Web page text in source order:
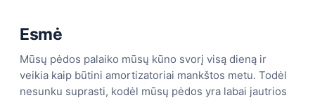
Esmė
Mūsų pėdos palaiko mūsų kūno svorį visą dieną ir
veikia kaip būtini amortizatoriai mankštos metu. Todėl
nesunku suprasti, kodėl mūsų pėdos yra labai jautrios